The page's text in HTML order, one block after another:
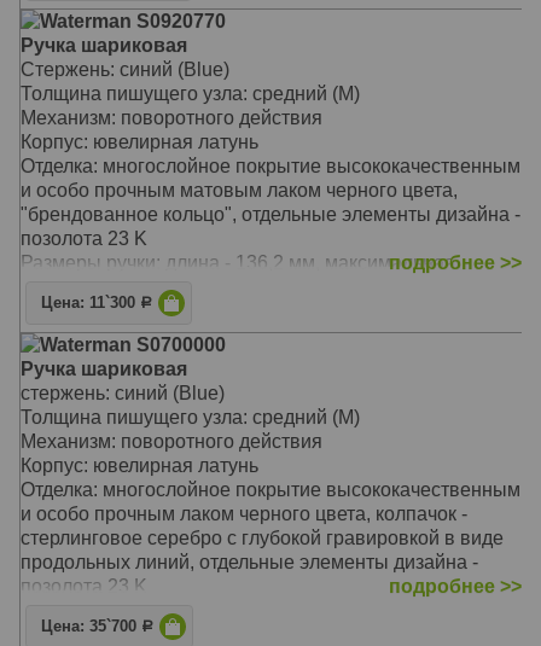
Другие артикулы: S0920690
модель 2010 года, новый дизайн коллекции Hemisphere
ручка упакована в специальную подарочную коробку
используются стандартные стержни для шариковых
ручек Waterman
прецизионный поворотный механизм с фиксацией
стержня в выдвинутом положении
WT180123/21, WT180123/31
Waterman S0920770
Ручка шариковая
Стержень: синий (Blue)
Толщина пишущего узла: средний (M)
Механизм: поворотного действия
Корпус: ювелирная латунь
Отделка: многослойное покрытие высококачественным
и особо прочным матовым лаком черного цвета,
"брендованное кольцо", отдельные элементы дизайна -
позолота 23 K
Размеры ручки: длина - 136,2 мм, максимальная
ширина (диаметр) - 12,2 мм
Вес ручки: 25 гр.
Цвет: Matt Black GT (матовый черный/золото)
Другие артикулы: S0702050
модель 2010 года, новый дизайн коллекции Hemisphere
ручка упакована в специальную подарочную коробку
используются стандартные стержни для шариковых
ручек Waterman
прецизионный поворотный механизм с фиксацией
стержня в выдвинутом положении
WT180523/31
подробнее >>
Цена: 11`300 Р
Waterman S0700000
Ручка шариковая
стержень: синий (Blue)
Толщина пишущего узла: средний (M)
Механизм: поворотного действия
Корпус: ювелирная латунь
Отделка: многослойное покрытие высококачественным
и особо прочным лаком черного цвета, колпачок -
стерлинговое серебро с глубокой гравировкой в виде
продольных линий, отдельные элементы дизайна -
позолота 23 K
Цвет : Black & Silver GT (черный лак/серебро/золото)
Особенности: используется стандартный стержень для
подробнее >>
Цена: 35`700 Р